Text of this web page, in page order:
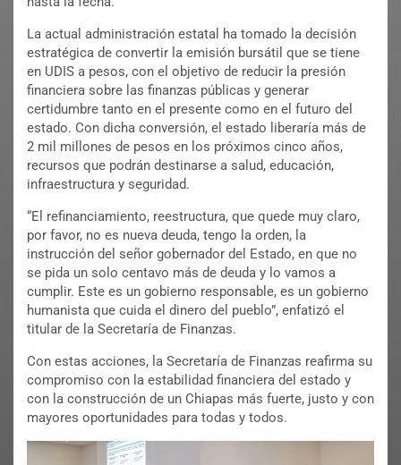
La actual administración estatal ha tomado la decisión
estratégica de convertir la emisión bursátil que se tiene
en UDIS a pesos, con el objetivo de reducir la presión
financiera sobre las finanzas públicas y generar
certidumbre tanto en el presente como en el futuro del
estado. Con dicha conversión, el estado liberaría más de
2 mil millones de pesos en los próximos cinco años,
recursos que podrán destinarse a salud, educación,
infraestructura y seguridad.
“El refinanciamiento, reestructura, que quede muy claro,
por favor, no es nueva deuda, tengo la orden, la
instrucción del señor gobernador del Estado, en que no
se pida un solo centavo más de deuda y lo vamos a
cumplir. Este es un gobierno responsable, es un gobierno
humanista que cuida el dinero del pueblo”, enfatizó el
titular de la Secretaría de Finanzas.
Con estas acciones, la Secretaría de Finanzas reafirma su
compromiso con la estabilidad financiera del estado y
con la construcción de un Chiapas más fuerte, justo y con
mayores oportunidades para todas y todos.